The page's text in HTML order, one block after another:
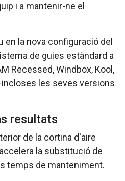
i a mantenir-ne el
en la nova configuració del
de guies estàndard a
Recessed, Windbox, Kool,
les seves versions
resultats
de la cortina d'aire
la substitució de
temps de manteniment.